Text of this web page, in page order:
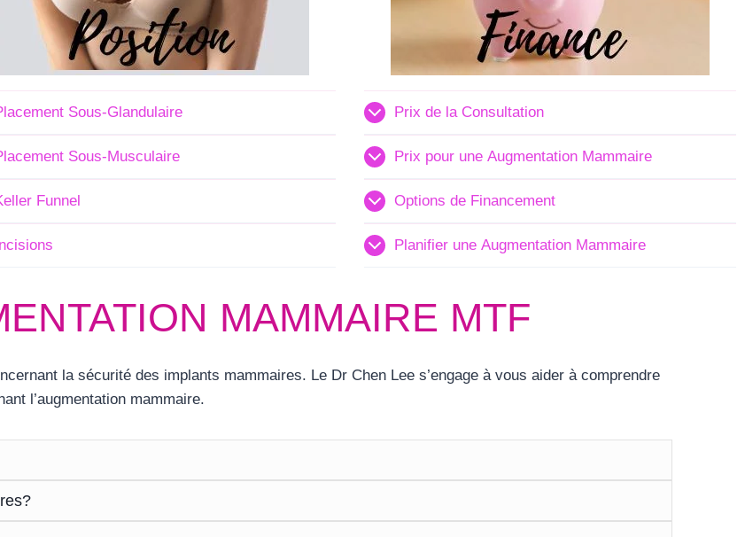
Sous-Glandulaire
Sous-Musculaire
Funnel
Prix de la Consultation
Prix pour une Augmentation Mammaire
Options de Financement
Planifier une Augmentation Mammaire
MAMMAIRE MTF
la sécurité des implants mammaires. Le Dr Chen Lee s’engage à vous aider à comprendre
l’augmentation mammaire.